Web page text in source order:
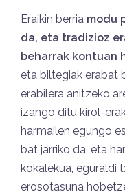
Eraikin berria modu
da, eta tradizioz
beharrak kontuan
eta biltegiak erabat
erabilera anitzeko
izango ditu kirol-
harmailen egungo
bat jarriko da, eta
kokalekua, eguraldi
erosotasuna